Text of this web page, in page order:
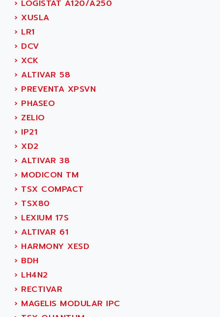
REDIPANEL
RJ2
PCS
RECTIVAR
RECTIVAR 4 SERIE 641
CONTROLLOGIX
plc5
SLC 500
MICROLOGIX 1200
PANELVIEW 1000
NT620C
SIMATIC S5-101
SIMATIC TOUCH PANEL
S900 II
S900
SIMATIC-S5
SIMATIC FIELD PG
LOGO!
AGIE
AGILENT TECHNOLOGIES
AGP
AGS
AGTATAC
AGTATEC AG
AHLBERG ELECTRONICS
AIP SYSTEMES
AIR
AIR ET PULVERISATION
AIR LIQUIDE
AIR SYSTEMS
AIR WORTHINGTON CREYSSENSAC
AIRCOM
AIRELEC
AIRMASTER R1
AIRMASTER R1HMI
› LOGISTAT A120/A250
› XUSLA
› LR1
› DCV
› XCK
› ALTIVAR 58
› PREVENTA XPSVN
› PHASEO
› ZELIO
› IP21
› XD2
› ALTIVAR 38
› MODICON TM
› TSX COMPACT
› TSX80
› LEXIUM 17S
› ALTIVAR 61
› HARMONY XESD
› BDH
› LH4N2
› RECTIVAR
› MAGELIS MODULAR IPC